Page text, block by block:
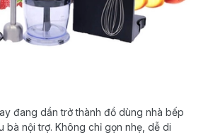
đang dần trở thành đồ dùng nhà bếp
bà nội trợ. Không chỉ gọn nhẹ, dễ di